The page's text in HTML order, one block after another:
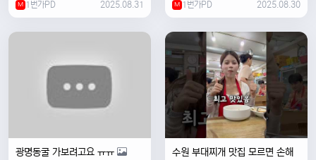
M 1번가PD 2025.08.31
#coversong #music #한국
여행 #한국
M 1번가PD 2025.08.30
광명동굴 가보려고요 ㅠㅠ
수원 부대찌개 맛집 모르면 손해